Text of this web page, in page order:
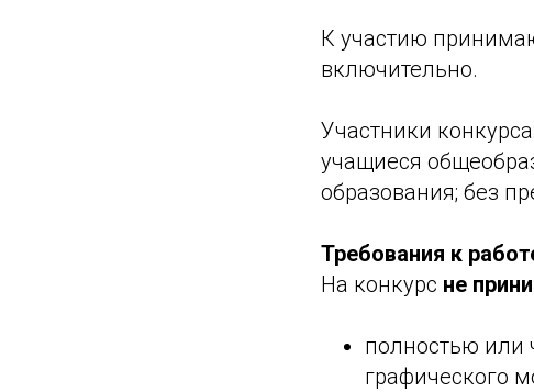
К участию
включительно.
Участники
учащиеся
образования; без
Требования к
На конкурс не
полностью или
графического